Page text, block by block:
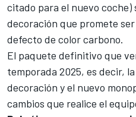
citado para el nuevo coche)
decoración que promete ser
defecto de color carbono.
El paquete definitivo que
temporada 2025, es decir,
decoración y el nuevo
cambios que realice el